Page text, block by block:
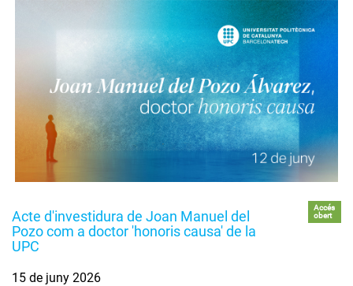
Acte d'investidura de Joan Manuel del
Pozo com a doctor 'honoris causa' de la
UPC
Accés
obert
15 de juny 2026